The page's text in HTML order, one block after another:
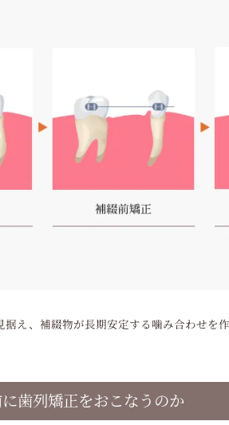
え、補綴物が長期安定する噛み合わせを
歯列矯正をおこなうのか